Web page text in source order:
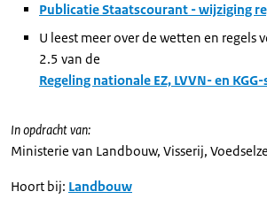
Publicatie Staatscourant - wijziging
U leest meer over de wetten en regels
2.5 van de
Regeling nationale EZ, LVVN- en
In opdracht van:
Ministerie van Landbouw, Visserij,
Hoort bij: Landbouw